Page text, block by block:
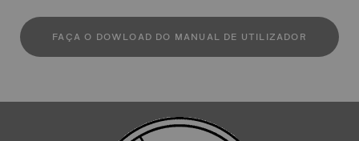
FAÇA O DOWLOAD DO MANUAL DE UTILIZADOR